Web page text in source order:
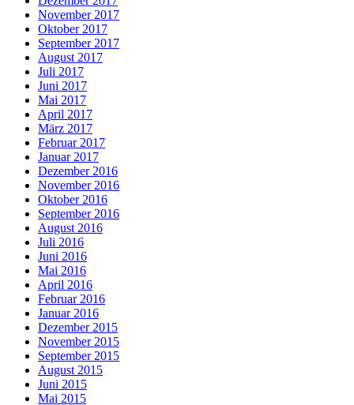
November 2017
Oktober 2017
September 2017
August 2017
Juli 2017
Juni 2017
Mai 2017
April 2017
März 2017
Februar 2017
Januar 2017
Dezember 2016
November 2016
Oktober 2016
September 2016
August 2016
Juli 2016
Juni 2016
Mai 2016
April 2016
Februar 2016
Januar 2016
Dezember 2015
November 2015
September 2015
August 2015
Juni 2015
Mai 2015